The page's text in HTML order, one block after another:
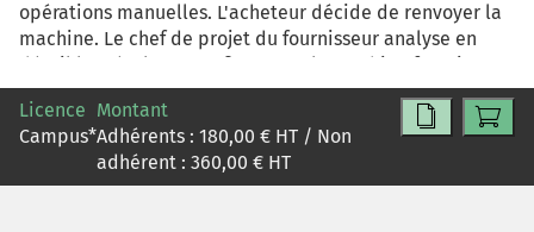
opérations manuelles. L'acheteur décide de renvoyer la
machine. Le chef de projet du fournisseur analyse en
détail les résultats, confirme que la machine fonctionne
parfaitement, et comprend que l'origine du problème
est interne à son client. Le 15 mars, l'acheteur doit alors
prendre une décision...
Licence
Campus*
Montant
Adhérents : 180,00 € HT / Non
adhérent : 360,00 € HT